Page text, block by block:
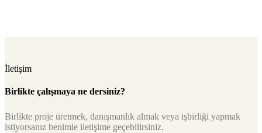
İletişim
Birlikte çalışmaya ne dersiniz?
Birlikte proje üretmek, danışmanlık almak veya işbirliği yapmak
istiyorsanız benimle iletişime geçebilirsiniz.